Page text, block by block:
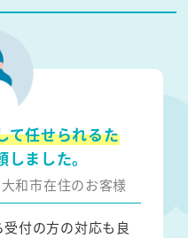
て任せられるた
ました。
和市在住のお客様
付の方の対応も良